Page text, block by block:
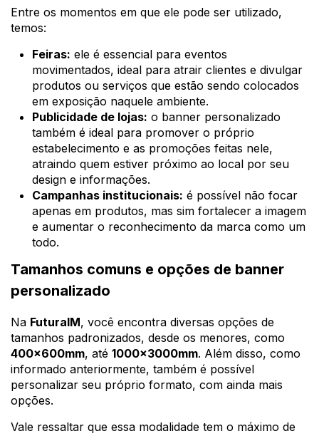
Entre os momentos em que ele pode ser utilizado,
temos:
Feiras: ele é essencial para eventos
movimentados, ideal para atrair clientes e divulgar
produtos ou serviços que estão sendo colocados
em exposição naquele ambiente.
Publicidade de lojas: o banner personalizado
também é ideal para promover o próprio
estabelecimento e as promoções feitas nele,
atraindo quem estiver próximo ao local por seu
design e informações.
Campanhas institucionais: é possível não focar
apenas em produtos, mas sim fortalecer a imagem
e aumentar o reconhecimento da marca como um
todo.
Tamanhos comuns e opções de banner
personalizado
Na FuturaIM, você encontra diversas opções de
tamanhos padronizados, desde os menores, como
400x600mm, até 1000x3000mm. Além disso, como
informado anteriormente, também é possível
personalizar seu próprio formato, com ainda mais
opções.
Vale ressaltar que essa modalidade tem o máximo de